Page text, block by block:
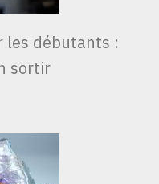
les débutants :
sortir